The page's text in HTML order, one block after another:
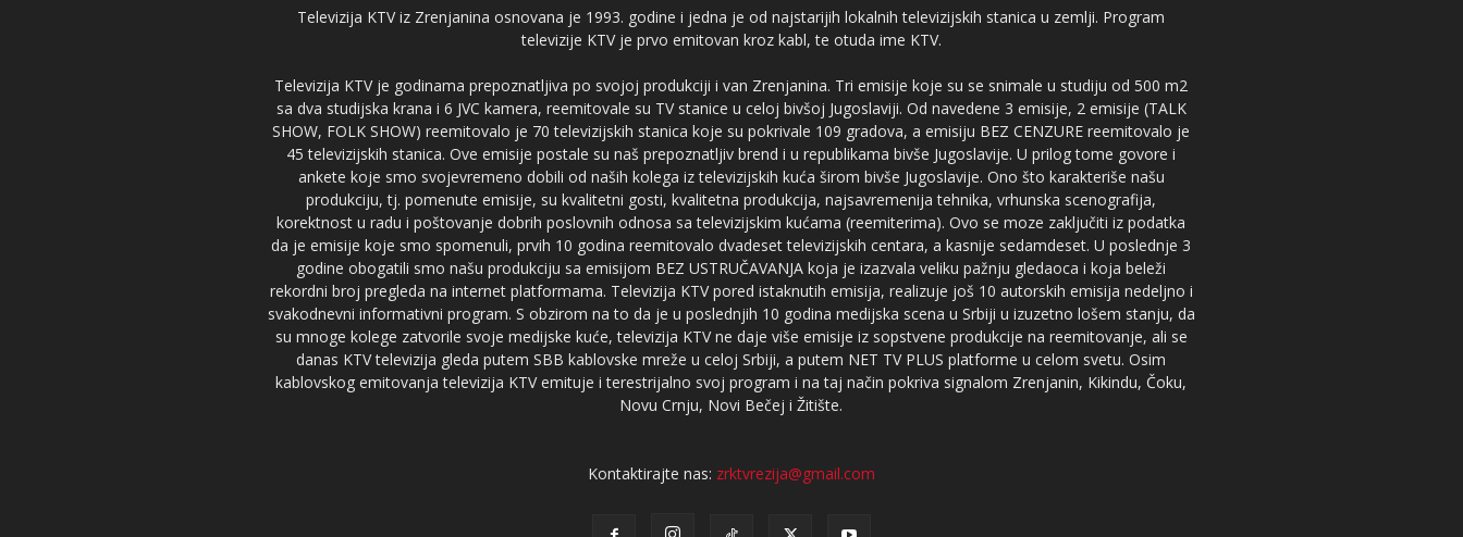
Televizija KTV iz Zrenjanina osnovana je 1993. godine i jedna je od najstarijih lokalnih televizijskih stanica u zemlji. Program
televizije KTV je prvo emitovan kroz kabl, te otuda ime KTV.
Televizija KTV je godinama prepoznatljiva po svojoj produkciji i van Zrenjanina. Tri emisije koje su se snimale u studiju od 500 m2
sa dva studijska krana i 6 JVC kamera, reemitovale su TV stanice u celoj bivšoj Jugoslaviji. Od navedene 3 emisije, 2 emisije (TALK
SHOW, FOLK SHOW) reemitovalo je 70 televizijskih stanica koje su pokrivale 109 gradova, a emisiju BEZ CENZURE reemitovalo je
45 televizijskih stanica. Ove emisije postale su naš prepoznatljiv brend i u republikama bivše Jugoslavije. U prilog tome govore i
ankete koje smo svojevremeno dobili od naših kolega iz televizijskih kuća širom bivše Jugoslavije. Ono što karakteriše našu
produkciju, tj. pomenute emisije, su kvalitetni gosti, kvalitetna produkcija, najsavremenija tehnika, vrhunska scenografija,
korektnost u radu i poštovanje dobrih poslovnih odnosa sa televizijskim kućama (reemiterima). Ovo se moze zaključiti iz podatka
da je emisije koje smo spomenuli, prvih 10 godina reemitovalo dvadeset televizijskih centara, a kasnije sedamdeset. U poslednje 3
godine obogatili smo našu produkciju sa emisijom BEZ USTRUČAVANJA koja je izazvala veliku pažnju gledaoca i koja beleži
rekordni broj pregleda na internet platformama. Televizija KTV pored istaknutih emisija, realizuje još 10 autorskih emisija nedeljno i
svakodnevni informativni program. S obzirom na to da je u poslednjih 10 godina medijska scena u Srbiji u izuzetno lošem stanju, da
su mnoge kolege zatvorile svoje medijske kuće, televizija KTV ne daje više emisije iz sopstvene produkcije na reemitovanje, ali se
danas KTV televizija gleda putem SBB kablovske mreže u celoj Srbiji, a putem NET TV PLUS platforme u celom svetu. Osim
kablovskog emitovanja televizija KTV emituje i terestrijalno svoj program i na taj način pokriva signalom Zrenjanin, Kikindu, Čoku,
Novu Crnju, Novi Bečej i Žitište.
Kontaktirajte nas: zrktvrezija@gmail.com